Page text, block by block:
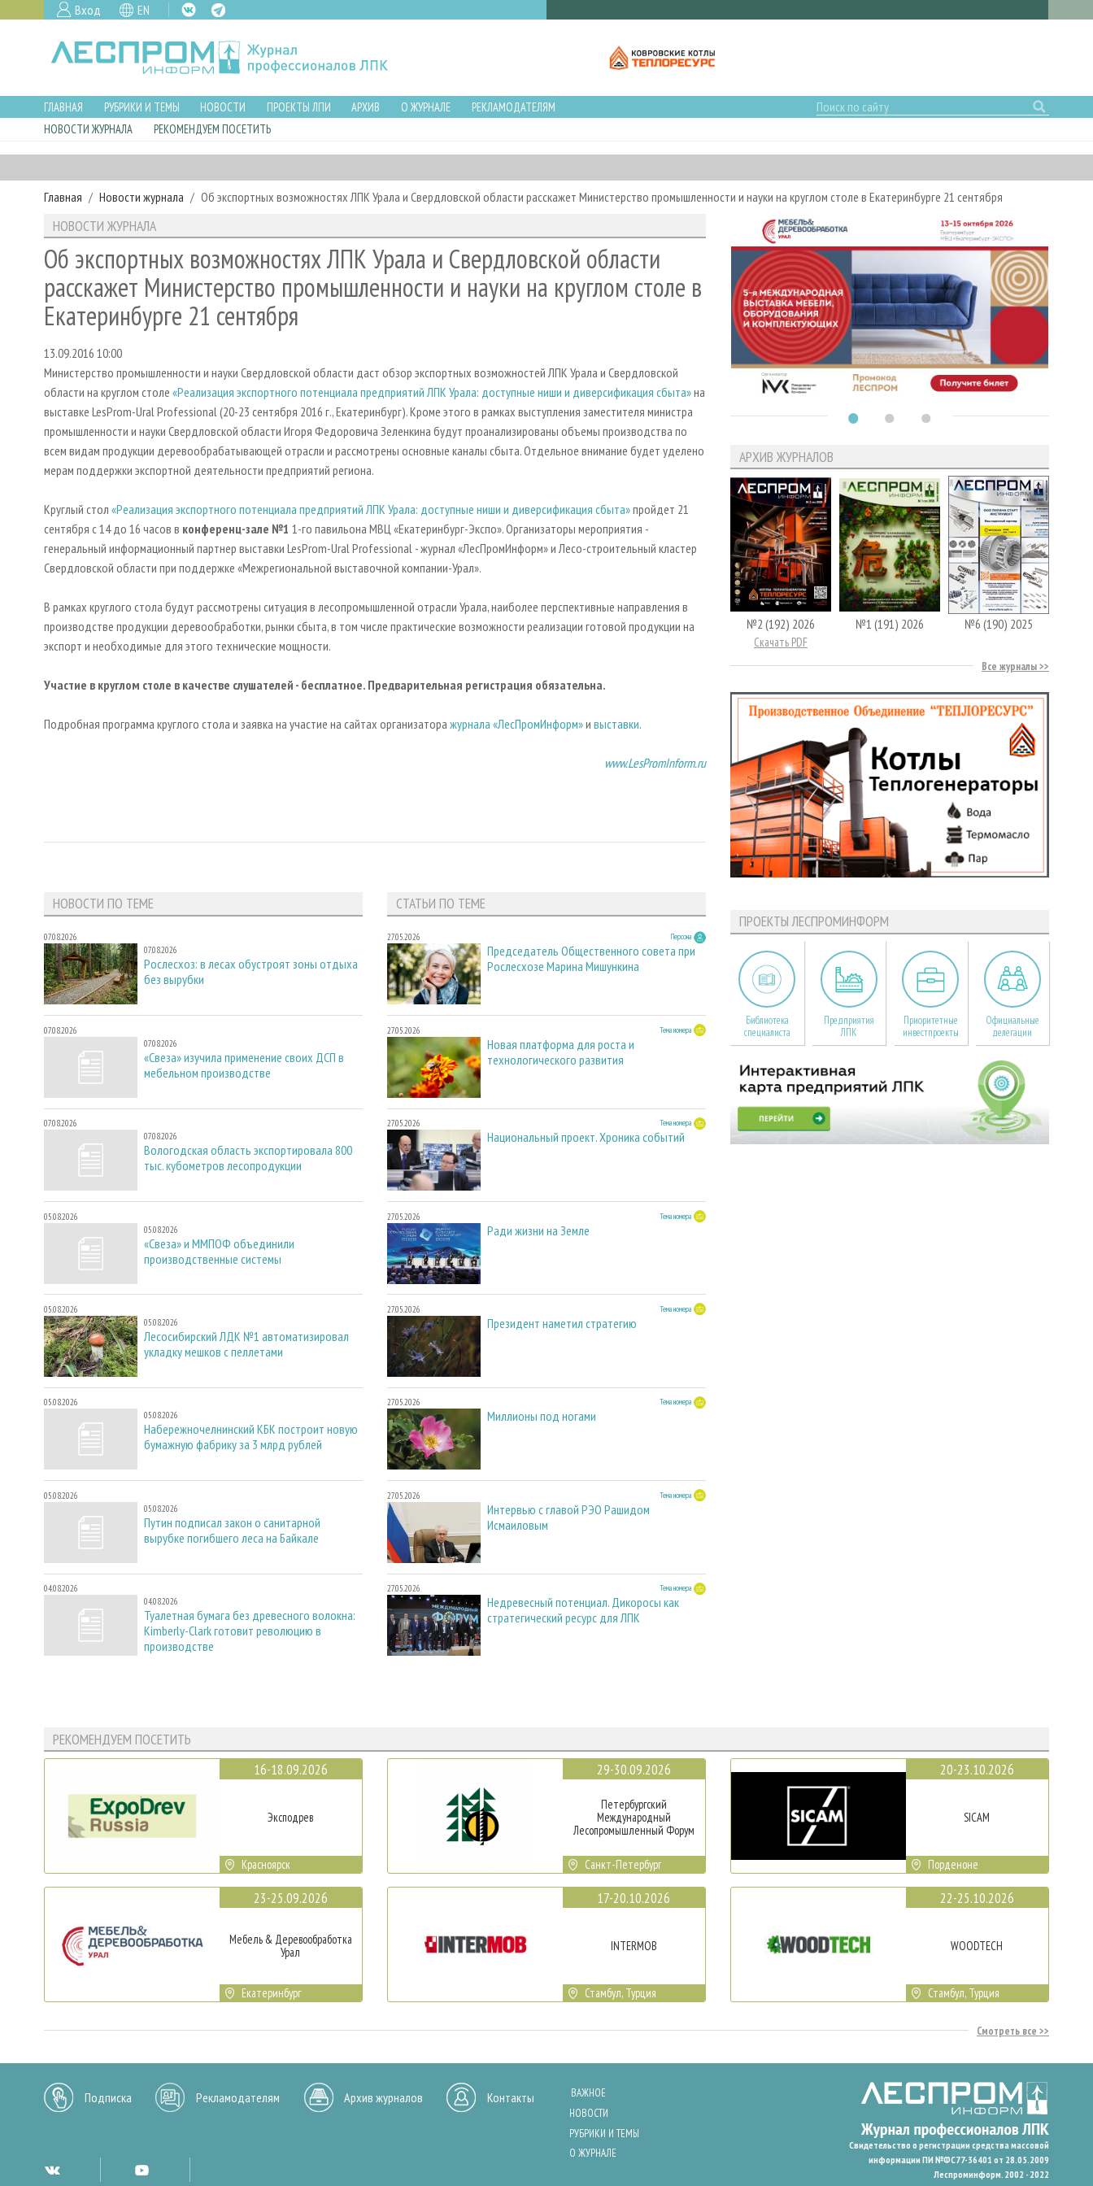
Вход EN
ГЛАВНАЯ РУБРИКИ И ТЕМЫ НОВОСТИ ПРОЕКТЫ ЛПИ АРХИВ О ЖУРНАЛЕ
РЕКЛАМОДАТЕЛЯМ
НОВОСТИ ЖУРНАЛА
РЕКОМЕНДУЕМ ПОСЕТИТЬ
Главная Новости журнала Об экспортных возможностях ЛПК Урала и Свердловской области расскажет Министерство промышленности и науки на круглом столе в Екатеринбурге 21 сентября
НОВОСТИ ЖУРНАЛА
Об экспортных возможностях ЛПК Урала и Свердловской области
расскажет Министерство промышленности и науки на круглом столе в
Екатеринбурге 21 сентября
13.09.2016 10:00
Министерство промышленности и науки Свердловской области даст обзор экспортных возможностей ЛПК Урала и Свердловской
области на круглом столе «Реализация экспортного потенциала предприятий ЛПК Урала: доступные ниши и диверсификация сбыта»на
выставке LesProm-Ural Professional (20-23 сентября 2016 г., Екатеринбург). Кроме этого в рамках выступления заместителя министра
промышленности и науки Свердловской области Игоря Федоровича Зеленкина будут проанализированы объемы производства по
всем видам продукции деревообрабатывающей отрасли и рассмотрены основные каналы сбыта. Отдельное внимание будет уделено
мерам поддержки экспортной деятельности предприятий региона.
Круглый стол «Реализация экспортного потенциала предприятий ЛПК Урала: доступные ниши и диверсификация сбыта»пройдет 21
сентября с 14 до 16 часов в конференц-зале №1 1-го павильона МВЦ «Екатеринбург-Экспо». Организаторы мероприятия -
генеральный информационный партнер выставки LesProm-Ural Professional - журнал «ЛесПромИнформ» и Лесо-строительный кластер
Свердловской области при поддержке «Межрегиональной выставочной компании-Урал».
В рамках круглого стола будут рассмотрены ситуация в лесопромышленной отрасли Урала, наиболее перспективные направления в
производстве продукции деревообработки, рынки сбыта, в том числе практические возможности реализации готовой продукции на
экспорт и необходимые для этого технические мощности.
Участие в круглом столе в качестве слушателей - бесплатное. Предварительная регистрация обязательна.
Подробная программа круглого стола и заявка на участие на сайтах организатора журнала «ЛесПромИнформ»и выставки.
www.LesPromInform.ru
НОВОСТИ ПО ТЕМЕ
07.08.2026
07.08.2026
Рослесхоз: в лесах обустроят зоны отдыха
без вырубки
07.08.2026
07.08.2026
«Свеза» изучила применение своих ДСП в
мебельном производстве
07.08.2026
07.08.2026
Вологодская область экспортировала 800
тыс. кубометров лесопродукции
05.08.2026
05.08.2026
«Свеза» и ММПОФ объединили
производственные системы
05.08.2026
05.08.2026
Лесосибирский ЛДК №1 автоматизировал
укладку мешков с пеллетами
05.08.2026
05.08.2026
Набережночелнинский КБК построит новую
бумажную фабрику за 3 млрд рублей
05.08.2026
05.08.2026
Путин подписал закон о санитарной
вырубке погибшего леса на Байкале
04.08.2026
04.08.2026
Туалетная бумага без древесного волокна:
Kimberly-Clark готовит революцию в
производстве
СТАТЬИ ПО ТЕМЕ
27.05.2026 Персона
Председатель Общественного совета при
Рослесхозе Марина Мишункина
27.05.2026 Тема номера
Новая платформа для роста и
технологического развития
27.05.2026 Тема номера
Национальный проект. Хроника событий
27.05.2026 Тема номера
Ради жизни на Земле
27.05.2026 Тема номера
Президент наметил стратегию
27.05.2026 Тема номера
Миллионы под ногами
27.05.2026 Тема номера
Интервью с главой РЭО Рашидом
Исмаиловым
27.05.2026 Тема номера
Недревесный потенциал. Дикоросы как
стратегический ресурс для ЛПК
АРХИВ ЖУРНАЛОВ
№2 (192) 2026
Скачать PDF
№1 (191) 2026 №6 (190) 2025
Все журналы
ПРОЕКТЫ ЛЕСПРОМИНФОРМ
Библиотека
специалиста
Предприятия
ЛПК
Приоритетные
инвестпроекты
Официальные
делегации
РЕКОМЕНДУЕМ ПОСЕТИТЬ
16-18.09.2026
Эксподрев
Красноярск
23-25.09.2026
Мебель & Деревообработка
Урал
Екатеринбург
29-30.09.2026
Петербургский
Международный
Лесопромышленный Форум
Санкт-Петербург
17-20.10.2026
INTERMOB
Стамбул, Турция
20-23.10.2026
SICAM
Порденоне
22-25.10.2026
WOODTECH
Стамбул, Турция
Смотреть все
Подписка Рекламодателям Архив журналов Контакты
ВАЖНОЕ
НОВОСТИ
РУБРИКИ И ТЕМЫ
О ЖУРНАЛЕ
Свидетельство о регистрации средства массовой
информации ПИ №ФС77-36401 от 28.05.2009
Леспроминформ. 2002 - 2022